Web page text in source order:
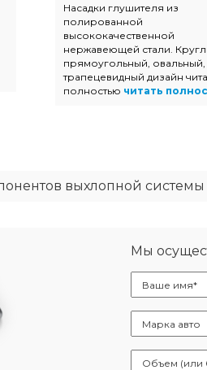
Насадки глушителя из
полированной
высококачественной
нержавеющей стали.
прямоугольный, овальный,
трапецевидный дизайн
полностью читать
выхлопной системы
Мы